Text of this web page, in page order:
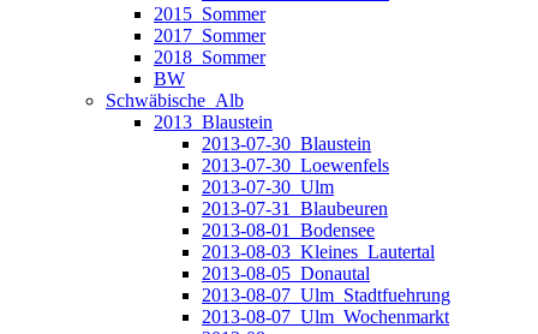
2015_Sommer
2017_Sommer
2018_Sommer
BW
Schwäbische_Alb
2013_Blaustein
2013-07-30_Blaustein
2013-07-30_Loewenfels
2013-07-30_Ulm
2013-07-31_Blaubeuren
2013-08-01_Bodensee
2013-08-03_Kleines_Lautertal
2013-08-05_Donautal
2013-08-07_Ulm_Stadtfuehrung
2013-08-07_Ulm_Wochenmarkt